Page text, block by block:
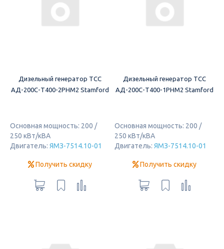
Дизельный генератор ТСС
АД-200С-Т400-2РНМ2 Stamford
Основная мощность: 200 /
250 кВт/кВА
Двигатель: ЯМЗ-7514.10-01
Получить скидку
Дизельный генератор ТСС
АД-200С-Т400-1РНМ2 Stamford
Основная мощность: 200 /
250 кВт/кВА
Двигатель: ЯМЗ-7514.10-01
Получить скидку